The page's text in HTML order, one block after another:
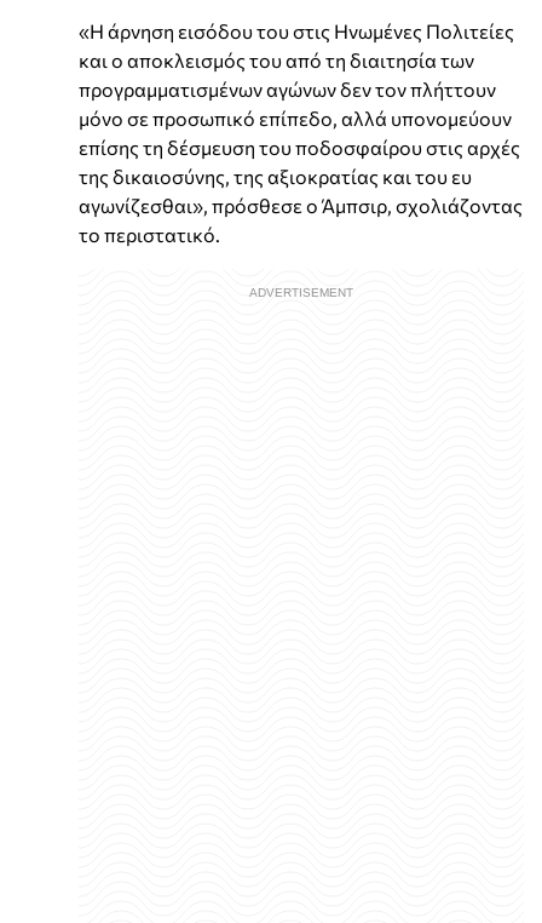
«Η άρνηση εισόδου του στις Ηνωμένες Πολιτείες
και ο αποκλεισμός του από τη διαιτησία των
προγραμματισμένων αγώνων δεν τον πλήττουν
μόνο σε προσωπικό επίπεδο, αλλά υπονομεύουν
επίσης τη δέσμευση του ποδοσφαίρου στις αρχές
της δικαιοσύνης, της αξιοκρατίας και του ευ
αγωνίζεσθαι», πρόσθεσε ο Άμπσιρ, σχολιάζοντας
το περιστατικό.